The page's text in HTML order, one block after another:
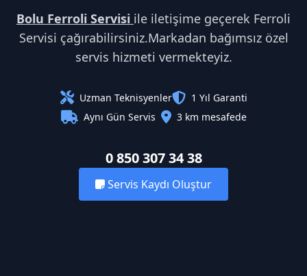
Bolu Ferroli Servisi ile iletişime geçerek Ferroli
Servisi çağırabilirsiniz.Markadan bağımsız özel
servis hizmeti vermekteyiz.
Uzman Teknisyenler
1 Yıl Garanti
Aynı Gün Servis
3 km mesafede
0 850 307 34 38
Servis Kaydı Oluştur